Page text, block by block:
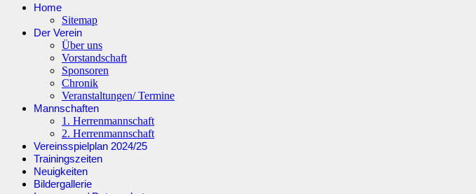
Home
Sitemap
Der Verein
Über uns
Vorstandschaft
Sponsoren
Chronik
Veranstaltungen/ Termine
Mannschaften
1. Herrenmannschaft
2. Herrenmannschaft
Vereinsspielplan 2024/25
Trainingszeiten
Neuigkeiten
Bildergallerie